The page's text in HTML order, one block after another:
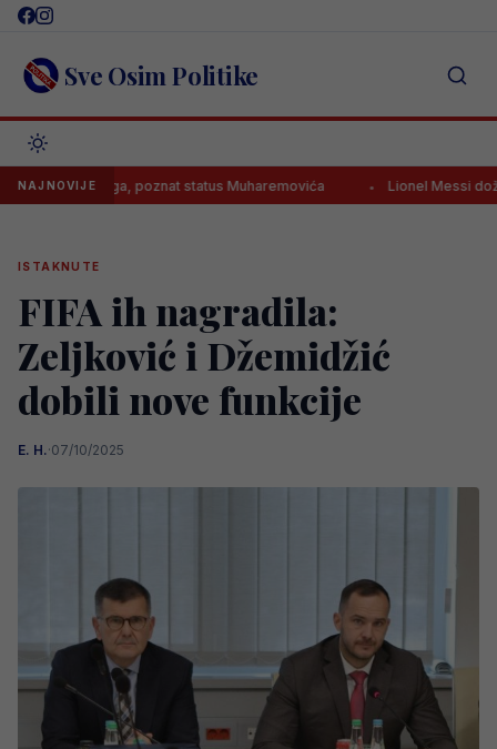
Skip
content Sve Osim Politike
NAJNOVIJEpoznat status Muharemovića Lionel Messi doživio
ISTAKNUTE
FIFA ih nagradila:
Zeljković i Džemidžić
dobili nove funkcije
E. H.·07/10/2025